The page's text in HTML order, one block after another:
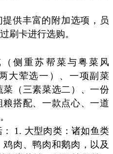
供丰富的附加选项，员
刷卡进行选购。
侧重苏帮菜与粤菜风
大荤选一）、一项副菜
菜（三素菜选二）、一份
搭配、一款点心、一道
1. 大型肉类：诸如鱼类
鸡肉、鸭肉和鹅肉，以及